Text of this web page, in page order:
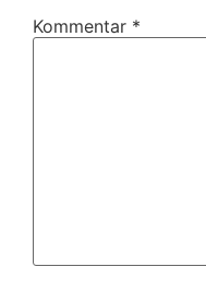
Kommentar *